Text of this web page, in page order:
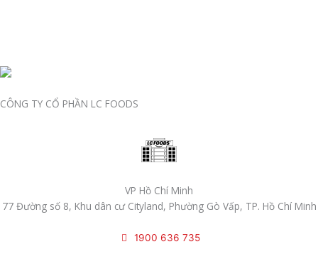
CÔNG TY CỔ PHẦN LC FOODS
VP Hồ Chí Minh
77 Đường số 8, Khu dân cư Cityland, Phường Gò Vấp, TP. Hồ Chí Minh
1900 636 735